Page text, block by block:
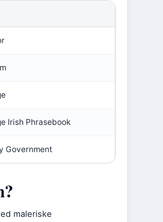
Irish Phrasebook
Government
maleriske